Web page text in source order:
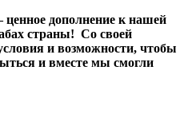
дополнение к нашей
страны! Со своей
и возможности, чтобы
и вместе мы смогли